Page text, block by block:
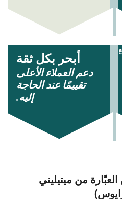
أبحر بكل ثقة
دعم العملاء الأعلى
تقييمًا عند الحاجة
إليه.
من ميتيليني